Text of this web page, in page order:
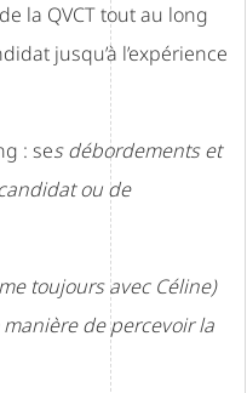
la QVCT tout au long
jusqu’à l’expérience
: ses débordements et
ou de
toujours avec Céline)
de percevoir la